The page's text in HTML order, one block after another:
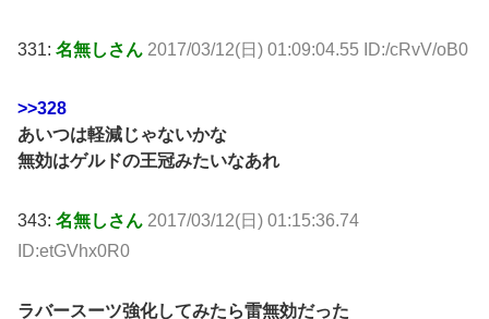
331: 名無しさん 2017/03/12(日) 01:09:04.55 ID:/cRvV/oB0
>>328
あいつは軽減じゃないかな
無効はゲルドの王冠みたいなあれ
343: 名無しさん 2017/03/12(日) 01:15:36.74
ID:etGVhx0R0
ラバースーツ強化してみたら雷無効だった